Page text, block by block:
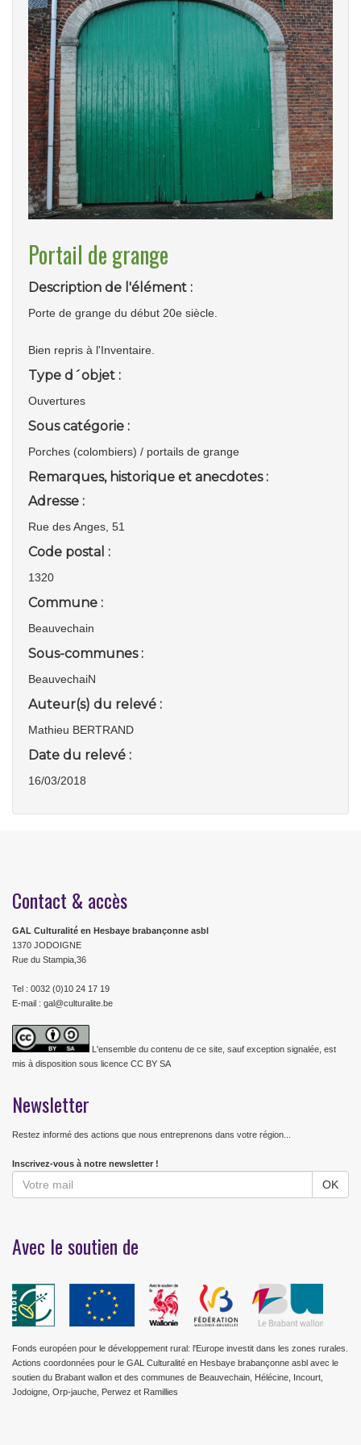
Portail de grange
Description de l'élément :
Porte de grange du début 20e siècle.
Bien repris à l'Inventaire.
Type d´objet :
Ouvertures
Sous catégorie :
Porches (colombiers) / portails de grange
Remarques, historique et anecdotes :
Adresse :
Rue des Anges, 51
Code postal :
1320
Commune :
Beauvechain
Sous-communes :
BeauvechaiN
Auteur(s) du relevé :
Mathieu BERTRAND
Date du relevé :
16/03/2018
Contact & accès
GAL Culturalité en Hesbaye brabançonne asbl
1370 JODOIGNE
Rue du Stampia,36
Tel : 0032 (0)10 24 17 19
E-mail : gal@culturalite.be
L'ensemble du contenu de ce site, sauf exception signalée, est
mis à disposition sous licence CC BY SA
Newsletter
Restez informé des actions que nous entreprenons dans votre région...
Inscrivez-vous à notre newsletter !
Avec le soutien de
Fonds européen pour le développement rural: l'Europe investit dans les zones rurales.
Actions coordonnées pour le GAL Culturalité en Hesbaye brabançonne asbl avec le
soutien du Brabant wallon et des communes de Beauvechain, Hélécine, Incourt,
Jodoigne, Orp-jauche, Perwez et Ramillies